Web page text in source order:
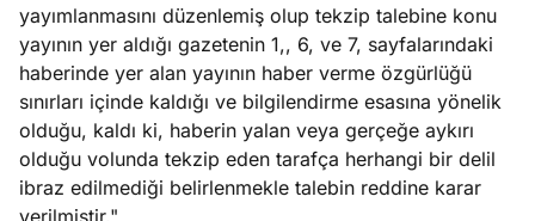
yayımlanmasını düzenlemiş olup tekzip talebine konu
yayının yer aldığı gazetenin 1,, 6, ve 7, sayfalarındaki
haberinde yer alan yayının haber verme özgürlüğü
sınırları içinde kaldığı ve bilgilendirme esasına yönelik
olduğu, kaldı ki, haberin yalan veya gerçeğe aykırı
olduğu volunda tekzip eden tarafça herhangi bir delil
ibraz edilmediği belirlenmekle talebin reddine karar
verilmiştir,"